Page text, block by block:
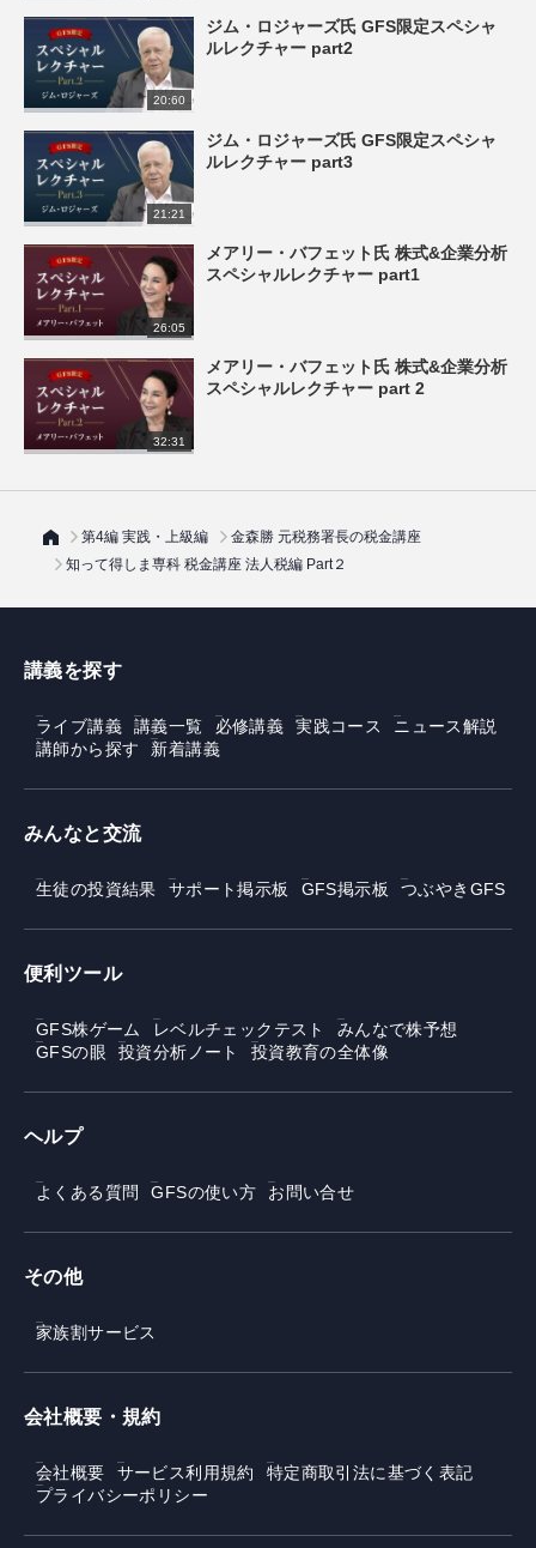
20:60
ジム・ロジャーズ氏 GFS限定スペシャ
ルレクチャー part2
21:21
ジム・ロジャーズ氏 GFS限定スペシャ
ルレクチャー part3
26:05
メアリー・バフェット氏 株式&企業分析
スペシャルレクチャー part1
32:31
メアリー・バフェット氏 株式&企業分析
スペシャルレクチャー part 2
第4編 実践・上級編
金森勝 元税務署長の税金講座
知って得しま専科 税金講座 法人税編 Part２
講義を探す
ライブ講義 講義一覧 必修講義 実践コース
ニュース解説
講師から探す
新着講義
みんなと交流
生徒の投資結果 サポート掲示板 GFS掲示板 つぶやきGFS
便利ツール
GFS株ゲーム レベルチェックテスト
みんなで株予想
GFSの眼
投資分析ノート 投資教育の全体像
ヘルプ
よくある質問 GFSの使い方 お問い合せ
その他
家族割サービス
会社概要・規約
会社概要 サービス利用規約
特定商取引法に基づく表記
プライバシーポリシー